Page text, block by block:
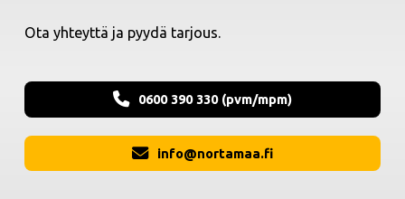
Ota yhteyttä ja pyydä tarjous.
0600 390 330 (pvm/mpm)
info@nortamaa.fi